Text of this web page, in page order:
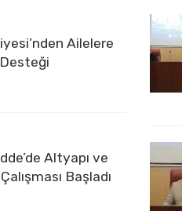
Ailelere
Desteği
Altyapı ve
Başladı